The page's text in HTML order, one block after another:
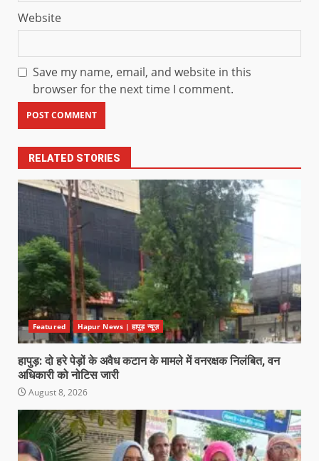
Website
Save my name, email, and website in this
browser for the next time I comment.
RELATED STORIES
Featured Hapur News | हापुड़ न्यूज़
हापुड़: दो हरे पेड़ों के अवैध कटान के मामले में वनरक्षक निलंबित, वन
अधिकारी को नोटिस जारी
August 8, 2026